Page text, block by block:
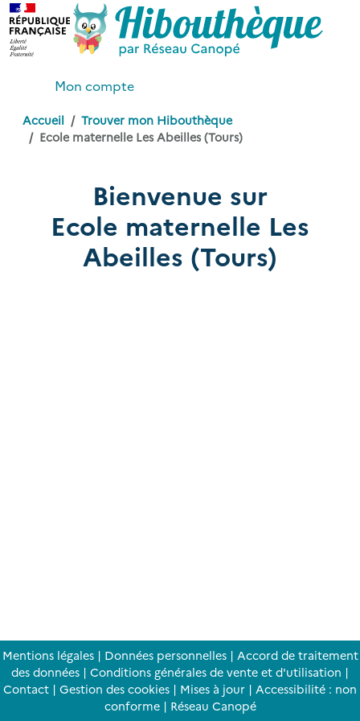
Mon compte
Accueil
Trouver mon Hibouthèque
Ecole maternelle Les Abeilles (Tours)
Bienvenue sur
Ecole maternelle Les
Abeilles (Tours)
Mentions légales| Données personnelles| Accord de traitement
des données | Conditions générales de vente et d'utilisation |
Contact | Gestion des cookies | Mises à jour | Accessibilité : non
conforme| Réseau Canopé